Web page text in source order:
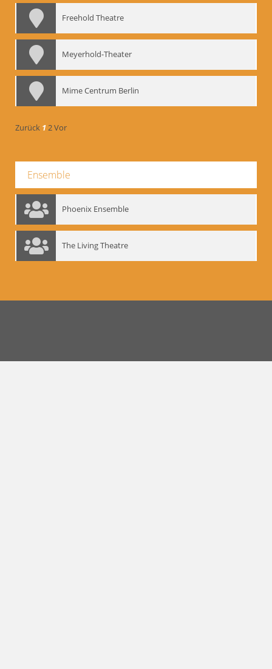
Freehold Theatre
Meyerhold-Theater
Mime Centrum Berlin
Zurück 12Vor
Ensemble
Phoenix Ensemble
The Living Theatre